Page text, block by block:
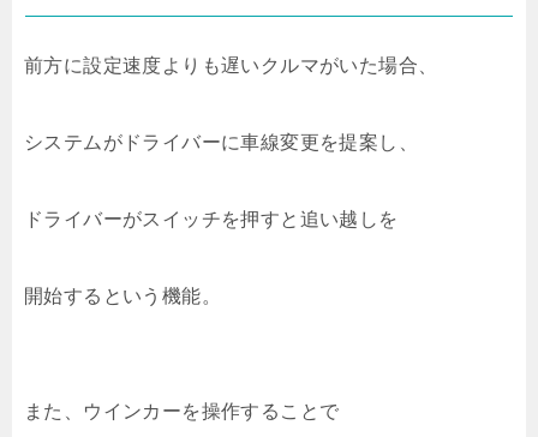
前方に設定速度よりも遅いクルマがいた場合、
システムがドライバーに車線変更を提案し、
ドライバーがスイッチを押すと追い越しを
開始するという機能。
また、ウインカーを操作することで